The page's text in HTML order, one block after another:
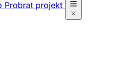
Probrat projekt